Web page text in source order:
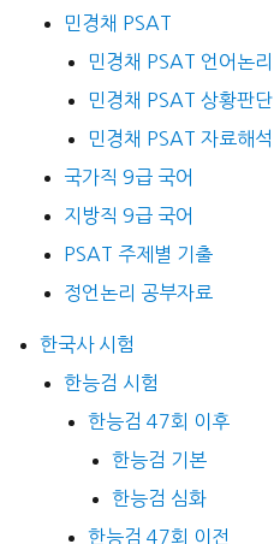
민경채 PSAT
민경채 PSAT 언어논리
민경채 PSAT 상황판단
민경채 PSAT 자료해석
국가직 9급 국어
지방직 9급 국어
PSAT 주제별 기출
정언논리 공부자료
한국사 시험
한능검 시험
한능검 47회 이후
한능검 기본
한능검 심화
한능검 47회 이전